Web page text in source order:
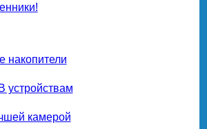
накопители
устройствам
камерой